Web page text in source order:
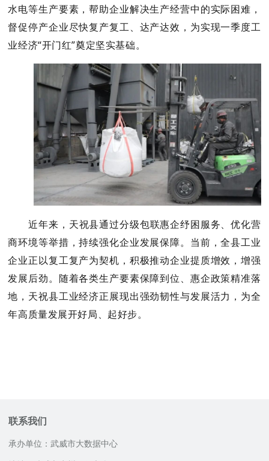
水电等生产要素，帮助企业解决生产经营中的实际困难，
督促停产企业尽快复产复工、达产达效，为实现一季度工
业经济“开门红”奠定坚实基础。
近年来，天祝县通过分级包联惠企纾困服务、优化营
商环境等举措，持续强化企业发展保障。当前，全县工业
企业正以复工复产为契机， 积极推动企业提质增效 ，增强
发展后劲。随着各类生产要素保障到位、惠企政策精准落
地，天祝县工业经济正展现出强劲韧性与发展活力，为全
年高质量发展开好局、起好步。
联系我们
承办单位：武威市大数据中心